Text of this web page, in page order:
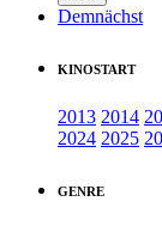
Demnächst
KINOSTART
2013 2014
2024 2025
GENRE